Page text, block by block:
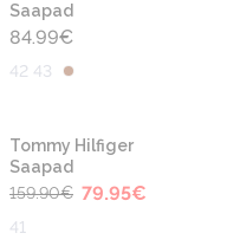
Saapad
84.99€
42 43
-50%
Tommy Hilfiger
Saapad
159.90€ 79.95€
41